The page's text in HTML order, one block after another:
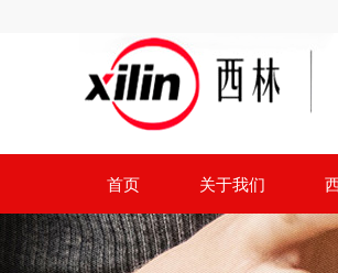
首页 关于我们